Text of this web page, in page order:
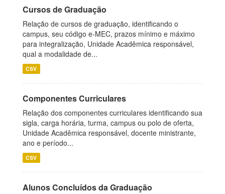
Cursos de Graduação
Relação de cursos de graduação, identificando o
campus, seu código e-MEC, prazos mínimo e máximo
para integralização, Unidade Acadêmica responsável,
qual a modalidade de...
CSV
Componentes Curriculares
Relação dos componentes curriculares identificando sua
sigla, carga horária, turma, campus ou polo de oferta,
Unidade Acadêmica responsável, docente ministrante,
ano e período...
CSV
Alunos Concluídos da Graduação